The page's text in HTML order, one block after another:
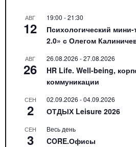
АВГ
12
19:00 -21:30
Психологический мини-
2.0» с Олегом
АВГ
26
26.08.2026 -27.08.2026
HR Life. Well-being,
коммуникации
СЕН
2
02.09.2026 -04.09.2026
ОТДЫХ Leisure 2026
СЕН
3
Весь день
CORE.Офисы